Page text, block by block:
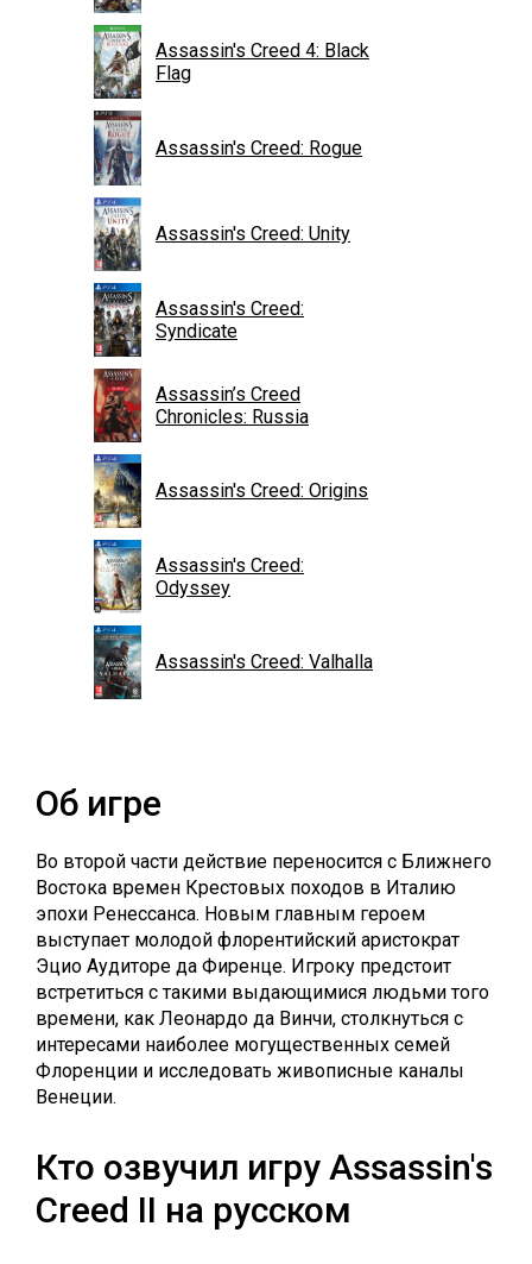
Assassin's Creed 4: Black
Flag
Assassin's Creed: Rogue
Assassin's Creed: Unity
Assassin's Creed:
Syndicate
Assassin’s Creed
Chronicles: Russia
Assassin's Creed: Origins
Assassin's Creed:
Odyssey
Assassin's Creed: Valhalla
Об игре
Во второй части действие переносится с Ближнего
Востока времен Крестовых походов в Италию
эпохи Ренессанса. Новым главным героем
выступает молодой флорентийский аристократ
Эцио Аудиторе да Фиренце. Игроку предстоит
встретиться с такими выдающимися людьми того
времени, как Леонардо да Винчи, столкнуться с
интересами наиболее могущественных семей
Флоренции и исследовать живописные каналы
Венеции.
Кто озвучил игру Assassin's
Creed II на русском